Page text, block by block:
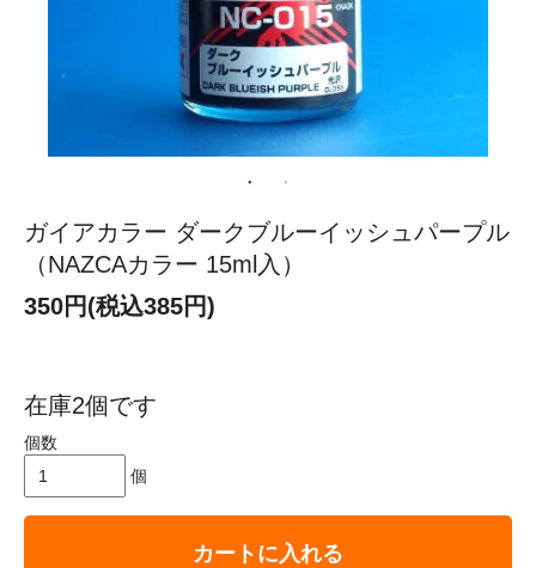
ガイアカラー ダークブルーイッシュパープル
（NAZCAカラー 15ml入）
350円(税込385円)
在庫2個です
個数
個
カートに入れる